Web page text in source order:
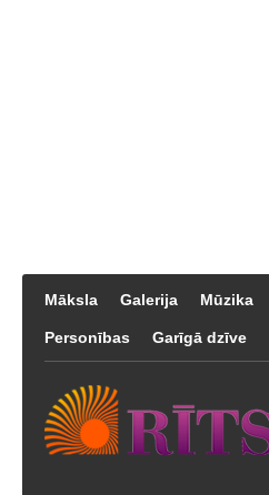
Māksla Galerija Mūzika
Personības Garīgā dzīve